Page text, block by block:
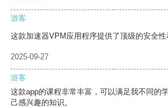
游客
这款加速器VPM应用程序提供了顶级的安全性
2025-09-27
游客
这款app的课程非常丰富，可以满足我不同的
己感兴趣的知识。